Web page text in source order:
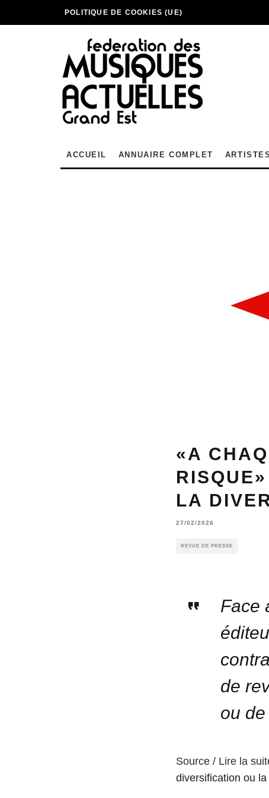
POLITIQUE DE COOKIES (UE)
ACCUEIL ANNUAIRE COMPLET ARTISTES
«A
LA
27/02/2026
REVUE DE PRESSE
Face
de
ou
Source / Lire la
diversification ou